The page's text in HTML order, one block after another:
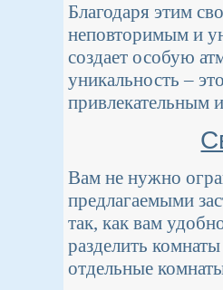
Благодаря этим
неповторимым и
создает особую
уникальность –
привлекательным
Вам не нужно
предлагаемыми
так, как вам
разделить
отдельные